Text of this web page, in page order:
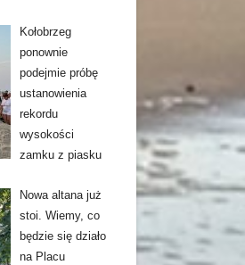
Kołobrzeg
ponownie
podejmie próbę
ustanowienia
rekordu
wysokości
zamku z piasku
Nowa altana już
stoi. Wiemy, co
będzie się działo
na Placu